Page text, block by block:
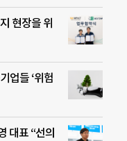
현장을 위
업들 ‘위험
대표 “선의